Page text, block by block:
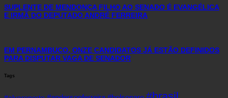
SUPLENTE DE MENDONÇA FILHO AO SENADO É EVANGÉLICA
E IRMÃ DO DEPUTADO ANDRÉ FERREIRA
EM PERNAMBUCO, ONZE CANDIDATOS JÁ ESTÃO DEFINIDOS
PARA DISPUTAR VAGA DE SENADOR
Tags